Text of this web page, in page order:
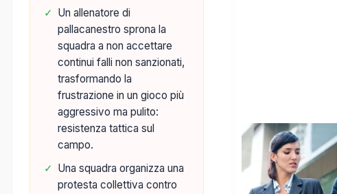
✓ Un allenatore di
pallacanestro sprona la
squadra a non accettare
continui falli non sanzionati,
trasformando la
frustrazione in un gioco più
aggressivo ma pulito:
resistenza tattica sul
campo.
✓ Una squadra organizza una
protesta collettiva contro